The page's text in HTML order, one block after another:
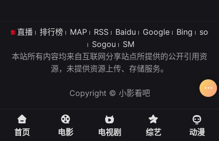
直播 排行榜 MAP RSS Baidu Google Bing
so
Sogou
SM
本站所有内容均来自互联网分享站点所提供的公开引用资
源，未提供资源上传、存储服务。
Copyright © 小影看吧
首页 电影 电视剧 综艺 动漫